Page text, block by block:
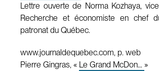
Lettre ouverte de Norma Kozhaya,
Recherche et économiste en chef
patronat du Québec.
www.journaldequebec.com, p. web
Pierre Gingras, « Le Grand McDon… »